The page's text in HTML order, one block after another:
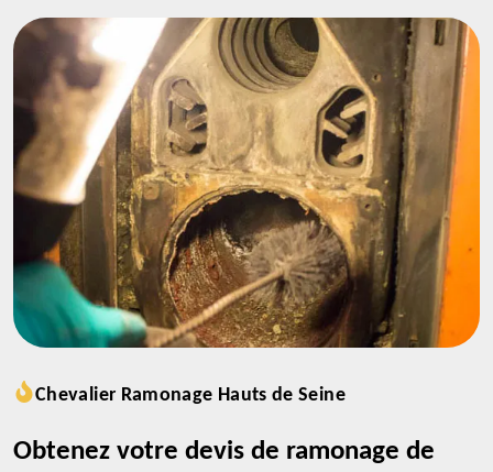
Chevalier Ramonage Hauts de Seine
Obtenez votre devis de ramonage de